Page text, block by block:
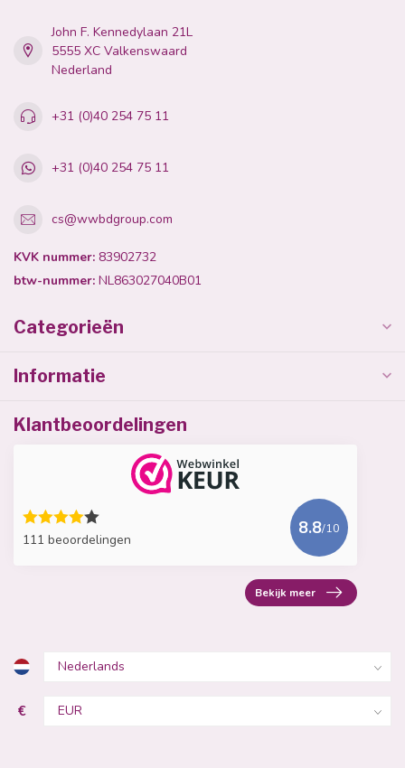
John F. Kennedylaan 21L
5555 XC Valkenswaard
Nederland
+31 (0)40 254 75 11
+31 (0)40 254 75 11
cs@wwbdgroup.com
KVK nummer: 83902732
btw-nummer: NL863027040B01
Categorieën
Informatie
Klantbeoordelingen
111 beoordelingen
8.8/10
Bekijk meer
€